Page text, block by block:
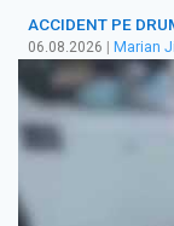
ACCIDENT PE
06.08.2026 | Marian